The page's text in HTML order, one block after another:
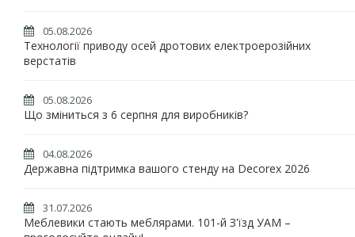
05.08.2026
Технології приводу осей дротових електроерозійних
верстатів
05.08.2026
Що зміниться з 6 серпня для виробників?
04.08.2026
Державна підтримка вашого стенду на Decorex 2026
31.07.2026
Меблевики стають меблярами. 101-й З'їзд УАМ –